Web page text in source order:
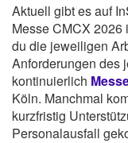
Aktuell gibt es auf
Messe CMCX
du die jeweiligen
Anforderungen des
kontinuierlich
Köln. Manchmal
kurzfristig
Personalausfall